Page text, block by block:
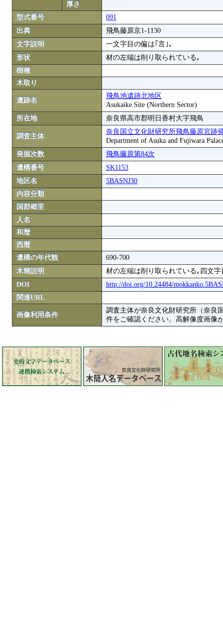
厚さ
型式番号
091
出典
飛鳥藤原京1-1130
文字説明
一文字目の偏は｢言｣｡
形状
材の左端は削り取られている｡
樹種
木取り
遺跡名
飛鳥池遺跡北地区
Asukaike Site (Northern Sector)
所在地
奈良県高市郡明日香村大字飛鳥
調査主体
奈良国立文化財研究所飛鳥藤原宮跡
Department of Asuka and Fujiwara
発掘次数
飛鳥藤原第84次
遺構番号
SK1153
地区名
5BASNJ30
内容分類
国郡郷里
人名
和暦
西暦
遺構の年代観
690-700
木簡説明
材の左端は削り取られている｡四文
DOI
http://doi.org/10.24484/
関連URL
画像利用条件
調査主体が奈良文化財研究所（奈良
件をご確認ください。高解像度画像